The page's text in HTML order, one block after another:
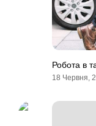
Робота в
18 Червня,